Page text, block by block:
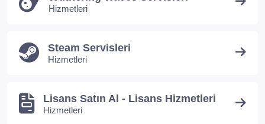
Hizmetleri
Steam Servisleri
Hizmetleri
Lisans Satın Al - Lisans Hizmetleri
Hizmetleri